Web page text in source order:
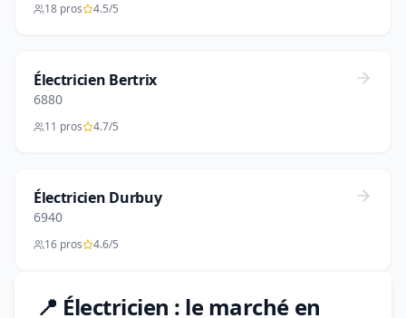
18 pros 4.5/5
Électricien Bertrix
6880
11 pros 4.7/5
Électricien Durbuy
6940
16 pros 4.6/5
📍 Électricien : le marché en